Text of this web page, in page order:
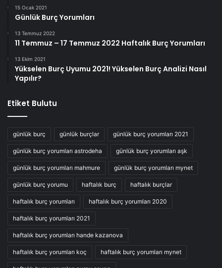
15 Ocak 2021
Günlük Burç Yorumları
13 Temmuz 2022
11 Temmuz – 17 Temmuz 2022 Haftalık Burç Yorumları
13 Ekim 2021
Yükselen Burç Uyumu 2021! Yükselen Burç Analizi Nasıl
Yapılır?
Etiket Bulutu
günlük burç günlük burçlar günlük burç yorumları 2021
günlük burç yorumları astrodeha günlük burç yorumları aşk
günlük burç yorumları mahmure günlük burç yorumları mynet
günlük burç yorumu haftalık burç haftalık burçlar
haftalık burç yorumları haftalık burç yorumları 2020
haftalık burç yorumları 2021
haftalık burç yorumları hande kazanova
haftalık burç yorumları koç haftalık burç yorumları mynet